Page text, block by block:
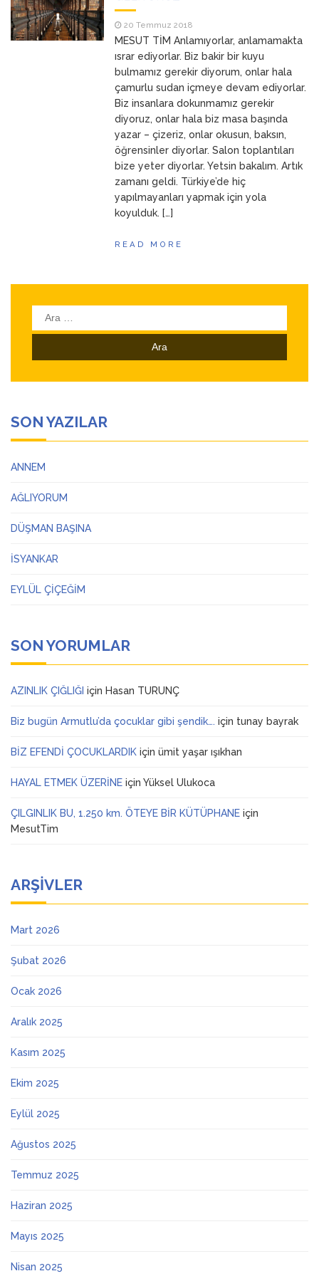
23 Mart 2026 ANNEM
20 Temmuz 2018
MESUT TİM Anlamıyorlar, anlamamakta
ısrar ediyorlar. Biz bakir bir kuyu
bulmamız gerekir diyorum, onlar hala
çamurlu sudan içmeye devam ediyorlar.
Biz insanlara dokunmamız gerekir
diyoruz, onlar hala biz masa başında
yazar – çizeriz, onlar okusun, baksın,
öğrensinler diyorlar. Salon toplantıları
bize yeter diyorlar. Yetsin bakalım. Artık
zamanı geldi. Türkiye’de hiç
yapılmayanları yapmak için yola
koyulduk. […]
READ MORE
Arama:
SON YAZILAR
ANNEM
AĞLIYORUM
DÜŞMAN BAŞINA
İSYANKAR
EYLÜL ÇİÇEĞİM
SON YORUMLAR
AZINLIK ÇIĞLIĞI için Hasan TURUNÇ
Biz bugün Armutlu’da çocuklar gibi şendik…. için tunay bayrak
BİZ EFENDİ ÇOCUKLARDIK için ümit yaşar ışıkhan
HAYAL ETMEK ÜZERİNE için Yüksel Ulukoca
ÇILGINLIK BU, 1.250 km. ÖTEYE BİR KÜTÜPHANE için
MesutTim
ARŞIVLER
Mart 2026
Şubat 2026
Ocak 2026
Aralık 2025
Kasım 2025
Ekim 2025
Eylül 2025
Ağustos 2025
Temmuz 2025
Haziran 2025
Mayıs 2025
Nisan 2025